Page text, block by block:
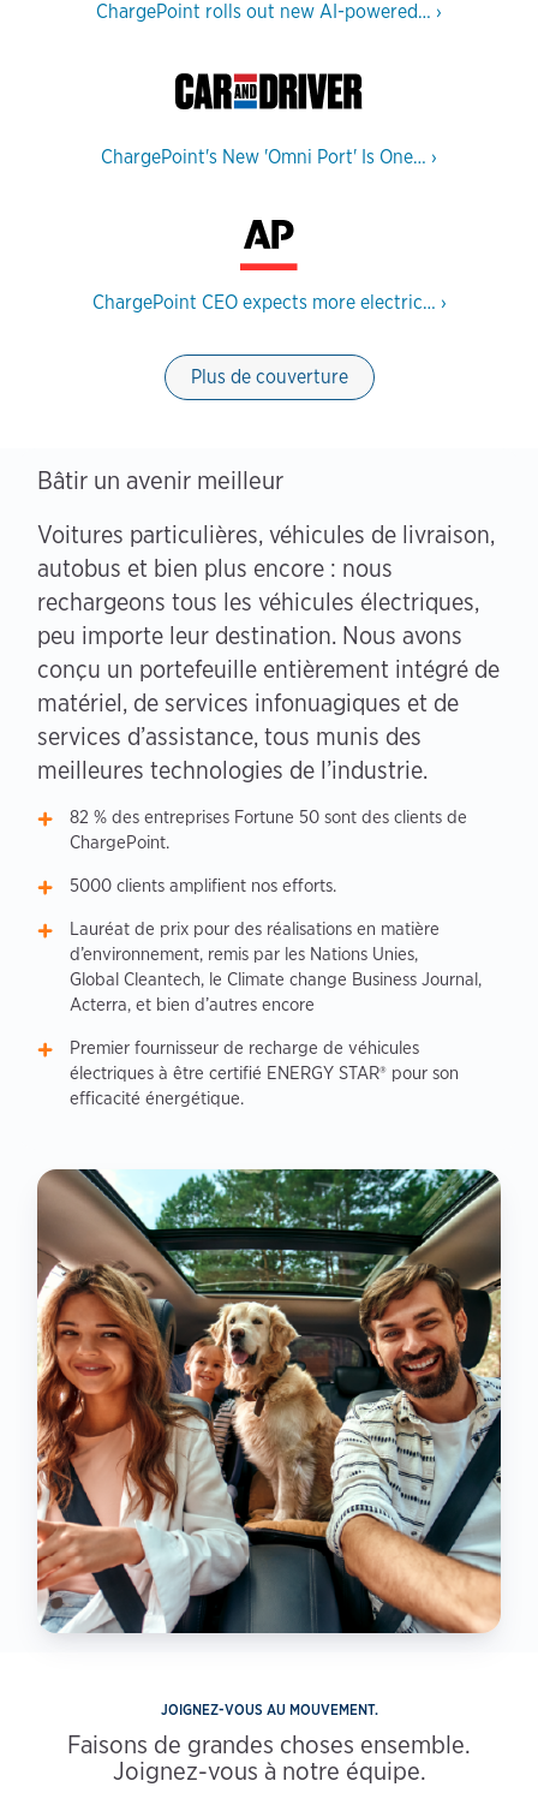
ChargePoint rolls out new AI-powered… ›
ChargePoint's New 'Omni Port' Is One… ›
ChargePoint CEO expects more electric… ›
Plus de couverture
Bâtir un avenir meilleur
Voitures particulières, véhicules de livraison,
autobus et bien plus encore : nous
rechargeons tous les véhicules électriques,
peu importe leur destination. Nous avons
conçu un portefeuille entièrement intégré de
matériel, de services infonuagiques et de
services d’assistance, tous munis des
meilleures technologies de l’industrie.
82 % des entreprises Fortune 50 sont des clients de
ChargePoint.
5000 clients amplifient nos efforts.
Lauréat de prix pour des réalisations en matière
d’environnement, remis par les Nations Unies,
Global Cleantech, le Climate change Business Journal,
Acterra, et bien d’autres encore
Premier fournisseur de recharge de véhicules
électriques à être certifié ENERGY STAR® pour son
efficacité énergétique.
JOIGNEZ-VOUS AU MOUVEMENT.
Faisons de grandes choses ensemble.
Joignez-vous à notre équipe.